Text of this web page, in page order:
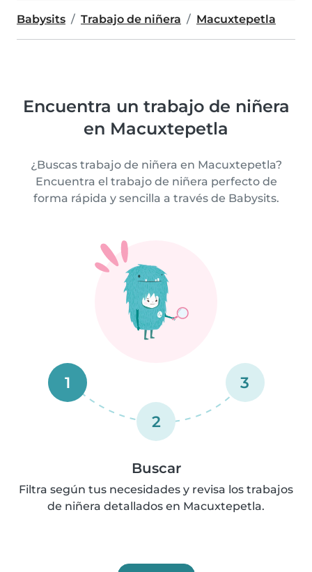
Babysits Trabajo de niñera Macuxtepetla
Encuentra un trabajo de niñera
en Macuxtepetla
¿Buscas trabajo de niñera en Macuxtepetla?
Encuentra el trabajo de niñera perfecto de
forma rápida y sencilla a través de Babysits.
1
2
3
Buscar
Filtra según tus necesidades y revisa los trabajos
de niñera detallados en Macuxtepetla.